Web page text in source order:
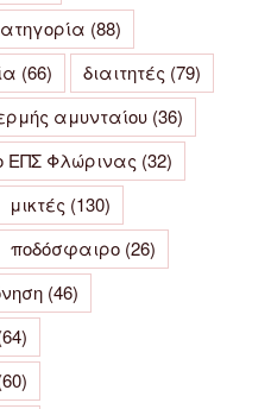
(88)
(66) διαιτητές (79)
αμυνταίου (36)
ΕΠΣ Φλώρινας (32)
μικτές (130)
ποδόσφαιρο (26)
(46)